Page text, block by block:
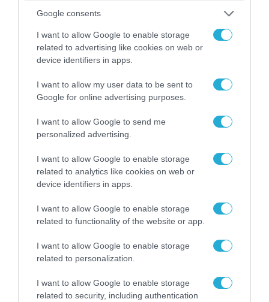
Google consents
I want to allow Google to enable storage
related to advertising like cookies on web or
device identifiers in apps.
I want to allow my user data to be sent to
Google for online advertising purposes.
I want to allow Google to send me
personalized advertising.
I want to allow Google to enable storage
related to analytics like cookies on web or
device identifiers in apps.
I want to allow Google to enable storage
related to functionality of the website or app.
I want to allow Google to enable storage
related to personalization.
I want to allow Google to enable storage
related to security, including authentication
Κωνσταντίνο Ζούλα από τον ΣΚΑΪ – Ο λόγος της
απομάκρυνσής του
«Η απόλυτη τραγωδία»: Η «αιχμηρή» ανάρτηση
του Αρκά για τα τατουάζ (φωτο)